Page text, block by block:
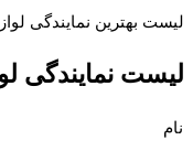
لیست بهترین نمایندگی
لیست نمایندگی
نام